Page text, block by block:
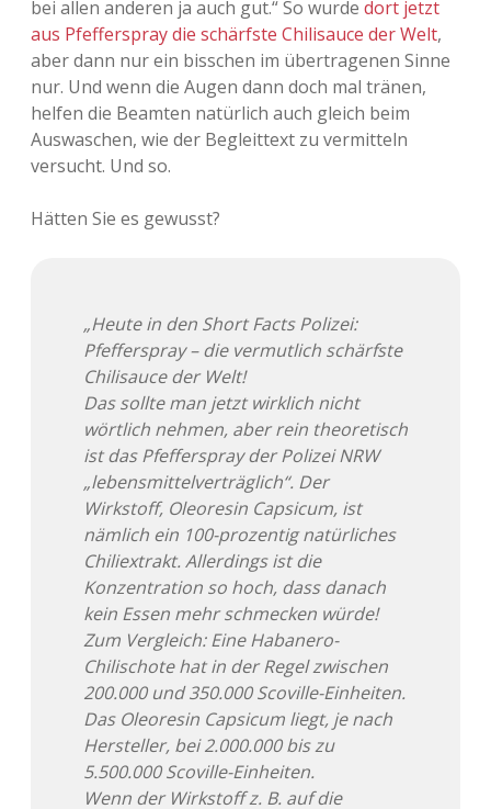
Wandnotizen
Adventskalender 2014
Adventskalender 2015
Adventskalender 2016
Adventskalender 2020
Adventskalender 2021
Adventskalender 2022
Adventskalender 2023
Adventskalender 2024
bei allen anderen ja auch gut.“ So wurde dort jetzt
aus Pfefferspray die schärfste Chilisauce der Welt,
aber dann nur ein bisschen im übertragenen Sinne
nur. Und wenn die Augen dann doch mal tränen,
helfen die Beamten natürlich auch gleich beim
Auswaschen, wie der Begleittext zu vermitteln
versucht. Und so.
Hätten Sie es gewusst?
„Heute in den Short Facts Polizei:
Pfefferspray – die vermutlich schärfste
Chilisauce der Welt!
Das sollte man jetzt wirklich nicht
wörtlich nehmen, aber rein theoretisch
ist das Pfefferspray der Polizei NRW
„lebensmittelverträglich“. Der
Wirkstoff, Oleoresin Capsicum, ist
nämlich ein 100-prozentig natürliches
Chiliextrakt. Allerdings ist die
Konzentration so hoch, dass danach
kein Essen mehr schmecken würde!
Zum Vergleich: Eine Habanero-
Chilischote hat in der Regel zwischen
200.000 und 350.000 Scoville-Einheiten.
Das Oleoresin Capsicum liegt, je nach
Hersteller, bei 2.000.000 bis zu
5.500.000 Scoville-Einheiten.
Wenn der Wirkstoff z. B. auf die